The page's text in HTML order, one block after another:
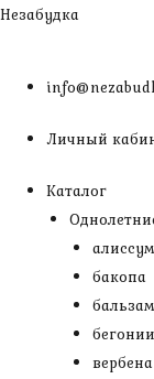
Перейти
Незабудка
Личный
Каталог
алиссум
бакопа
бегонии
вербена